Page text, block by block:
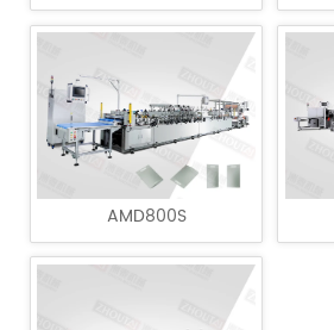
AMD800S